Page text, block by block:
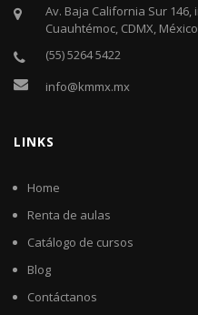
Av. Baja California Sur 146,
Cuauhtémoc, CDMX,
(55) 5264 5422
info@kmmx.mx
LINKS
Home
Renta de aulas
Catálogo de cursos
Blog
Contáctanos